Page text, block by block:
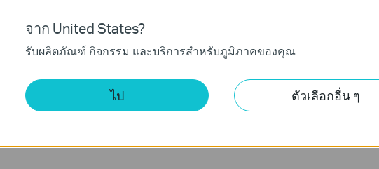
VIGI PC Client
VIGI Cloud VMS
VIGI Cloud Video Management
จาก United States?
รับผลิตภัณฑ์ กิจกรรม และบริการสำหรับภูมิภาคของคุณ
ไป ตัวเลือกอื่น ๆ